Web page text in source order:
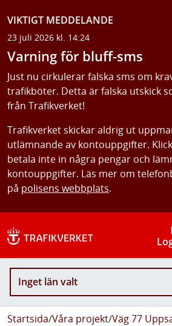
VIKTIGT MEDDELANDE
23 juli 2026 kl. 14:24
Varning för bluff-sms
Just nu cirkulerar falska sms om
trafikböter. Detta är falska utskick
från Trafikverket!
Trafikverket skickar aldrig ut
utlämnande av kontouppgifter.
betala inte in några pengar och
kontouppgifter. Läs mer om
på polisens webbplats.
Inget län valt
Startsida/Våra projekt/Väg 77